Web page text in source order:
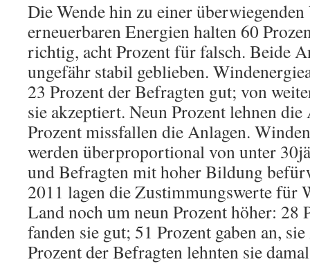
Die Wende hin zu einer
erneuerbaren Energien halten 60
richtig, acht Prozent für falsch. Beide
ungefähr stabil geblieben.
23 Prozent der Befragten gut; von
sie akzeptiert. Neun Prozent lehnen die
Prozent missfallen die Anlagen.
werden überproportional von unter
und Befragten mit hoher Bildung
2011 lagen die Zustimmungswerte für
Land noch um neun Prozent höher: 28
fanden sie gut; 51 Prozent gaben an,
Prozent der Befragten lehnten sie